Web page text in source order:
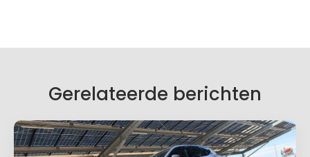
Je e-mailadres wordt niet gepubliceerd.
Gerelateerde berichten